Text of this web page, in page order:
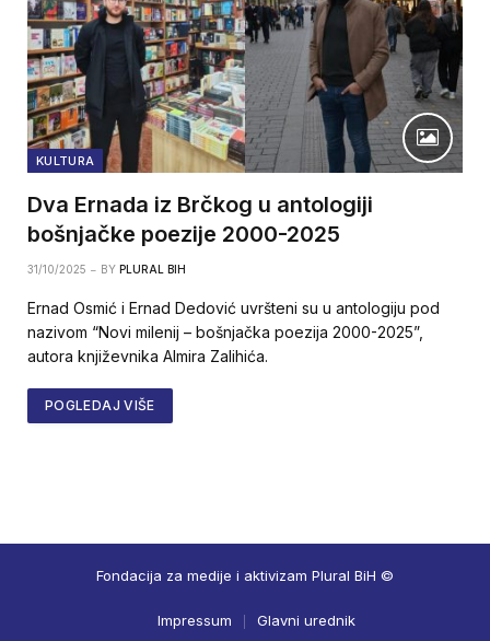
KULTURA
Dva Ernada iz Brčkog u antologiji
bošnjačke poezije 2000-2025
31/10/2025 BY PLURAL BIH
Ernad Osmić i Ernad Dedović uvršteni su u antologiju pod
nazivom “Novi milenij – bošnjačka poezija 2000-2025”,
autora književnika Almira Zalihića.
POGLEDAJ VIŠE
Fondacija za medije i aktivizam Plural BiH ©
Impressum
Glavni urednik